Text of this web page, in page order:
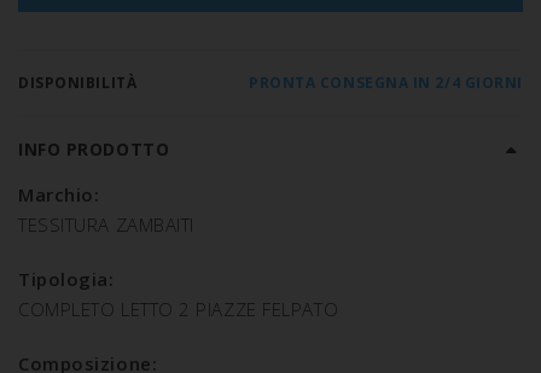
DISPONIBILITÀ PRONTA CONSEGNA IN 2/4 GIORNI
INFO PRODOTTO
Marchio:
TESSITURA ZAMBAITI
Tipologia:
COMPLETO LETTO 2 PIAZZE FELPATO
Composizione: